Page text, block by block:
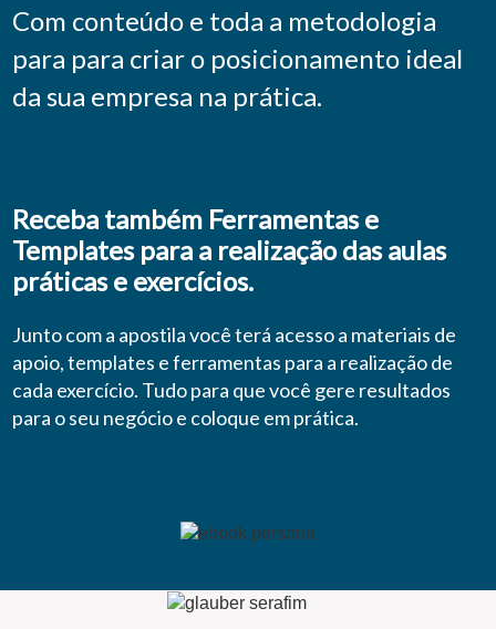
Com conteúdo e toda a metodologia
para para criar o posicionamento ideal
da sua empresa na prática.
Receba também Ferramentas e
Templates para a realização das aulas
práticas e exercícios.
Junto com a apostila você terá acesso a materiais de
apoio, templates e ferramentas para a realização de
cada exercício. Tudo para que você gere resultados
para o seu negócio e coloque em prática.